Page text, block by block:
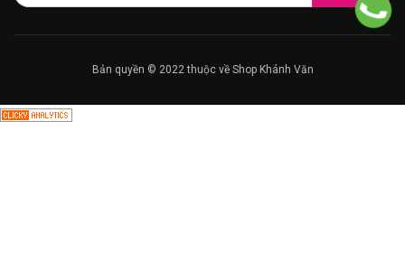
Bản quyền © 2022 thuộc về Shop Khánh Văn